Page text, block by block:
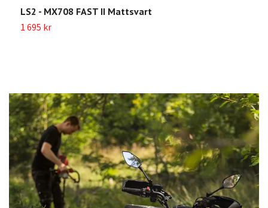
LS2 - MX708 FAST II Mattsvart
1 695 kr